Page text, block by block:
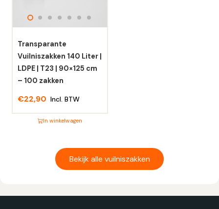
worden
op
de
productpagina
Transparante
Vuilniszakken 140 Liter |
LDPE | T23 | 90×125 cm
– 100 zakken
€22,90 Incl. BTW
In winkelwagen
Deze
Bekijk alle vuilniszakken